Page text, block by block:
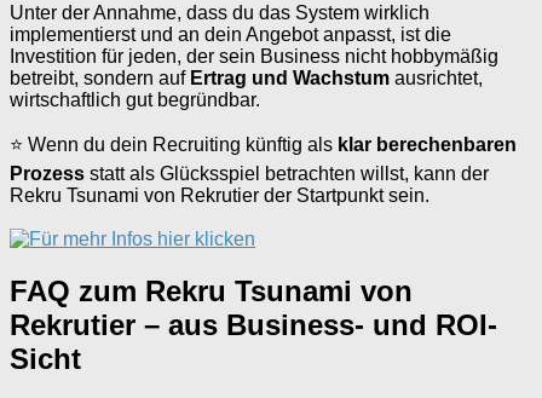
Unter der Annahme, dass du das System wirklich
implementierst und an dein Angebot anpasst, ist die
Investition für jeden, der sein Business nicht hobbymäßig
betreibt, sondern auf Ertrag und Wachstum ausrichtet,
wirtschaftlich gut begründbar.
⭐ Wenn du dein Recruiting künftig als klar berechenbaren
Prozess statt als Glücksspiel betrachten willst, kann der
Rekru Tsunami von Rekrutier der Startpunkt sein.
FAQ zum Rekru Tsunami von
Rekrutier – aus Business- und ROI-
Sicht